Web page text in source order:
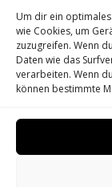
Um dir ein
wie Cookies, um
zuzugreifen. Wenn
Daten wie das
verarbeiten. Wenn
können bestimmte